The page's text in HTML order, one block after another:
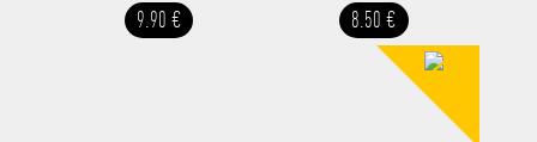
9.90 € 8.50 €